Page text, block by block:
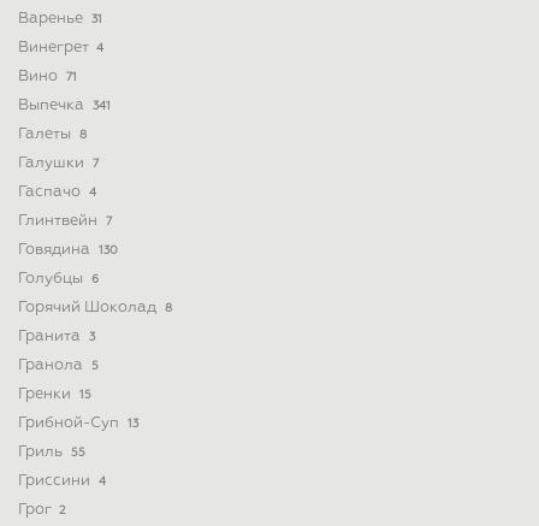
Варенье 31
Винегрет 4
Вино 71
Выпечка 341
Галеты 8
Галушки 7
Гаспачо 4
Глинтвейн 7
Говядина 130
Голубцы 6
Горячий Шоколад 8
Гранита 3
Гранола 5
Гренки 15
Грибной-Суп 13
Гриль 55
Гриссини 4
Грог 2